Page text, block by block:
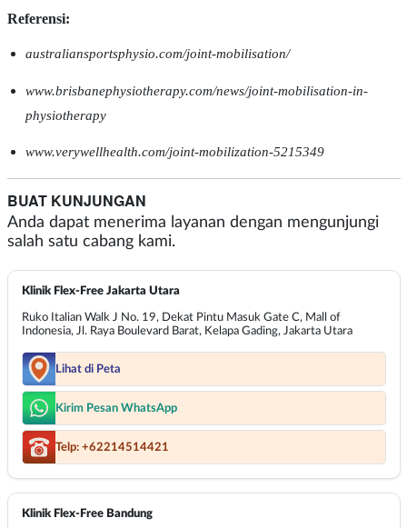
Referensi:
australiansportsphysio.com/joint-mobilisation/
www.brisbanephysiotherapy.com/news/joint-mobilisation-in-
physiotherapy
www.verywellhealth.com/joint-mobilization-5215349
BUAT KUNJUNGAN
Anda dapat menerima layanan dengan mengunjungi
salah satu cabang kami.
Klinik Flex-Free Jakarta Utara
Ruko Italian Walk J No. 19, Dekat Pintu Masuk Gate C, Mall of
Indonesia, Jl. Raya Boulevard Barat, Kelapa Gading, Jakarta Utara
Lihat di Peta
Kirim Pesan WhatsApp
Telp: +62214514421
Klinik Flex-Free Bandung